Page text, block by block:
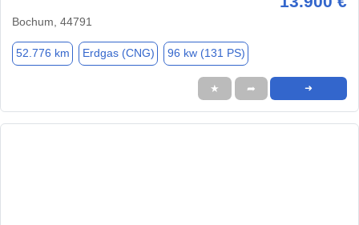
Bochum, 44791
52.776 km Erdgas (CNG) 96 kw (131 PS)
★ ➦ ➜